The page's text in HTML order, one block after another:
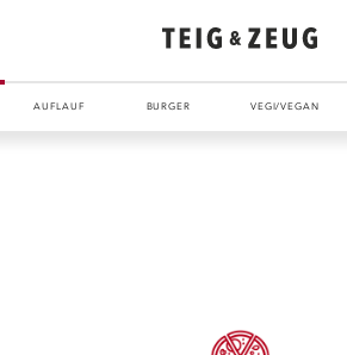
AUFLAUF BURGER VEGI/VEGAN